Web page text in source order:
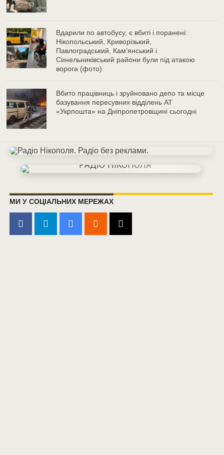
Вдарили по автобусу, є вбиті і поранені:
Нікопольський, Криворізький,
Павлоградський, Кам’янський і
Синельниківський райони були під атакою
ворога (фото)
Вбито працівниць і зруйновано депо та місце
базування пересувних відділень АТ
«Укрпошта» на Дніпропетровщині сьогодні
МИ У СОЦІАЛЬНИХ МЕРЕЖАХ